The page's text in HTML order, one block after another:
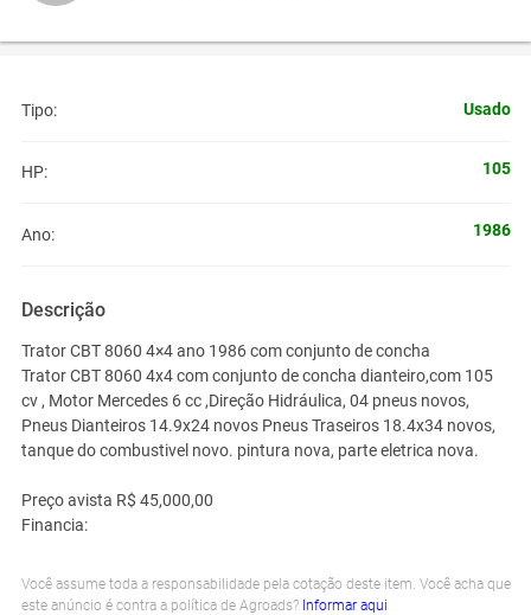
Tipo: Usado
HP: 105
Ano: 1986
Descrição
Trator CBT 8060 4×4 ano 1986 com conjunto de concha
Trator CBT 8060 4x4 com conjunto de concha dianteiro,com 105
cv , Motor Mercedes 6 cc ,Direção Hidráulica, 04 pneus novos,
Pneus Dianteiros 14.9x24 novos Pneus Traseiros 18.4x34 novos,
tanque do combustivel novo. pintura nova, parte eletrica nova.
Preço avista R$ 45,000,00
Financia:
Você assume toda a responsabilidade pela cotação deste item. Você acha que
este anúncio é contra a política de Agroads? Informar aqui